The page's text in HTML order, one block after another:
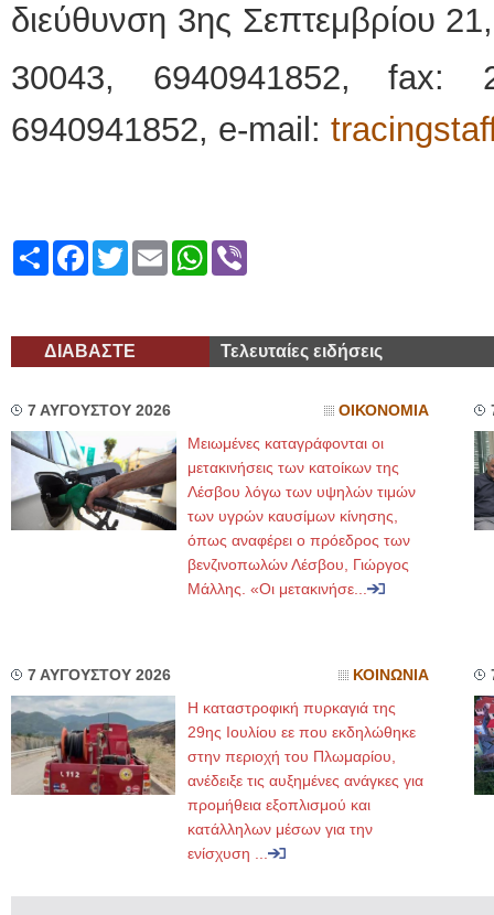
διεύθυνση 3ης Σεπτεμβρίου
30043, 6940941852, fax:
6940941852, e-mail:
ShareFacebook
TwitterEmailWhatsApp
ΔΙΑΒΑΣΤΕ Τελευταίες ειδήσεις
7 ΑΥΓΟΥΣΤΟΥ 2026 ΟΙΚΟΝΟΜΙΑ
Μειωμένες καταγράφονται οι
μετακινήσεις των κατοίκων της
Λέσβου λόγω των υψηλών τιμών
των υγρών καυσίμων κίνησης,
όπως αναφέρει ο πρόεδρος των
βενζινοπωλών Λέσβου, Γιώργος
Μάλλης. «Οι μετακινήσε...
7 ΑΥΓΟΥΣΤΟΥ 2026 ΚΟΙΝΩΝΙΑ
Η καταστροφική πυρκαγιά της
29ης Ιουλίου εε που εκδηλώθηκε
στην περιοχή του Πλωμαρίου,
ανέδειξε τις αυξημένες ανάγκες για
προμήθεια εξοπλισμού και
κατάλληλων μέσων για την
ενίσχυση ...